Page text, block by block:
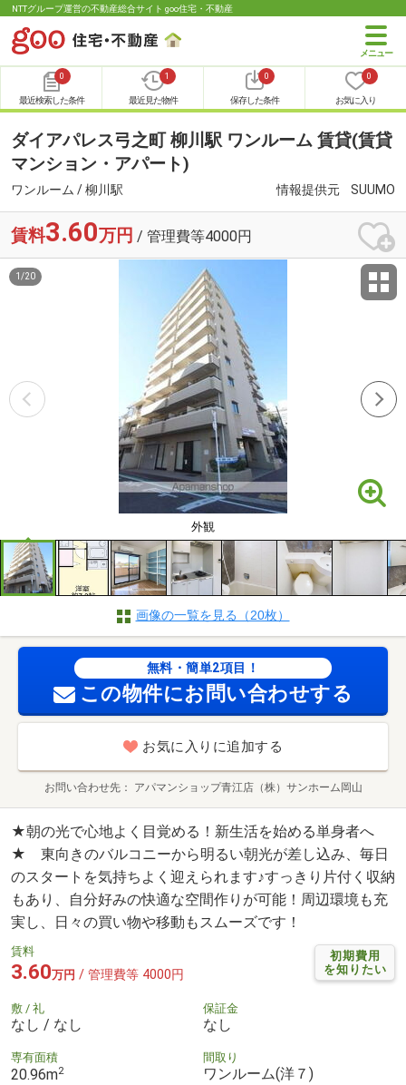
NTTグループ運営の不動産総合サイト goo住宅・不動産
0
最近検索した条件
1
最近見た物件
0
保存した条件
0
お気に入り
ダイアパレス弓之町 柳川駅 ワンルーム 賃貸(賃貸
マンション・アパート)
ワンルーム / 柳川駅 情報提供元 SUUMO
賃料3.60万円 / 管理費等4000円
外観
1 /20
画像の一覧を見る（20枚）
無料・簡単2項目！
この物件にお問い合わせする
お気に入りに追加する
お問い合わせ先 アパマンショップ青江店（株）サンホーム岡山
★朝の光で心地よく目覚める！新生活を始める単身者へ
★ 東向きのバルコニーから明るい朝光が差し込み、毎日
のスタートを気持ちよく迎えられます♪すっきり片付く収納
もあり、自分好みの快適な空間作りが可能！周辺環境も充
実し、日々の買い物や移動もスムーズです！
初期費用
を知りたい
賃料
3.60万円 / 管理費等 4000円
敷 / 礼
なし / なし
保証金
なし
専有面積
20.96m2
間取り
ワンルーム(洋７)